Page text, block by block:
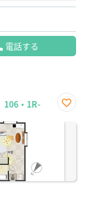
電話する
106・1R-
に入